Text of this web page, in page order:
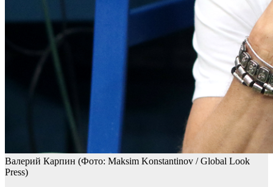
Валерий Карпин (Фото: Maksim Konstantinov / Global Look
Press)